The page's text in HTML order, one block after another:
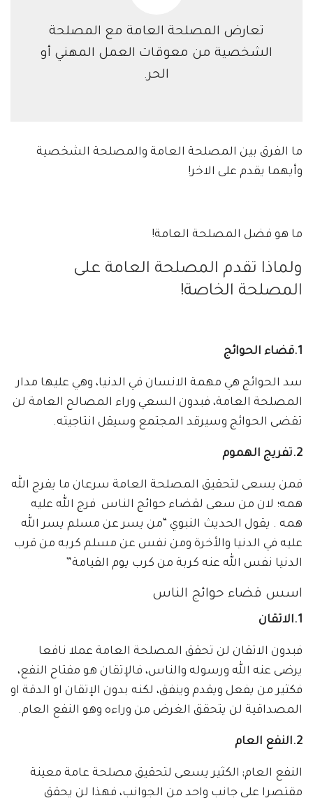
تعارض المصلحة العامة مع المصلحة
الشخصية من معوقات العمل المهني أو
الحر.
ما الفرق بين المصلحة العامة والمصلحة الشخصية
وأيهما يقدم على الاخر!
ما هو فضل المصلحة العامة!
ولماذا تقدم المصلحة العامة على
المصلحة الخاصة!
1.قضاء الحوائج
سد الحوائج هي مهمة الانسان في الدنيا، وهي عليها مدار
المصلحة العامة، فبدون السعي وراء المصالح العامة لن
تقضى الحوائج وسيرقد المجتمع وسيقل انتاجيته.
2.تفريج الهموم
فمن يسعى لتحقيق المصلحة العامة سرعان ما يفرج الله
همه؛ لان من سعى لقضاء حوائج الناس فرج الله عليه
همه . يقول الحديث النبوي “من يسر عن مسلم يسر الله
عليه في الدنيا والأخرة ومن نفس عن مسلم كربه من قرب
الدنيا نفس الله عنه كربة من كرب يوم القيامة”
اسس قضاء حوائج الناس
1.الاتقان
فبدون الاتقان لن تحقق المصلحة العامة عملا نافعا
يرضى عنه الله ورسوله والناس، فالإتقان هو مفتاح النفع،
فكثير من يفعل ويقدم وينفق، لكنه بدون الإتقان او الدقة او
المصداقية لن يتحقق الغرض من وراءه وهو النفع العام.
2.النفع العام
النفع العام; الكثير يسعى لتحقيق مصلحة عامة معينة
مقتصرا على جانب واحد من الجوانب، فهذا لن يحقق